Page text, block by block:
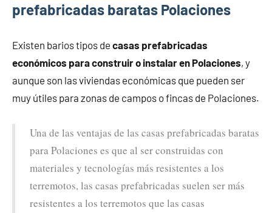
prefabricadas baratas Polaciones
Existen barios tipos de casas prefabricadas
económicos para construir o instalar en Polaciones, y
aunque son las viviendas económicas que pueden ser
muy útiles para zonas de campos o fincas de Polaciones.
Una de las ventajas de las casas prefabricadas baratas
para Polaciones es que al ser construidas con
materiales y tecnologías más resistentes a los
terremotos, las casas prefabricadas suelen ser más
resistentes a los terremotos que las casas